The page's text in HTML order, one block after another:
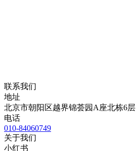
联系我们
地址
北京市朝阳区越界锦荟园A座北栋6层
电话
010-84060749
关于我们
小红书